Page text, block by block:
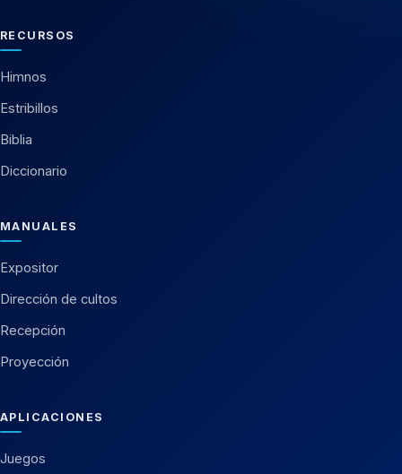
RECURSOS
Himnos
Estribillos
Biblia
Diccionario
MANUALES
Expositor
Dirección de cultos
Recepción
Proyección
APLICACIONES
Juegos